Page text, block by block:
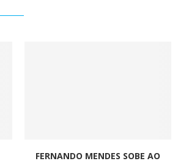
FERNANDO MENDES SOBE AO